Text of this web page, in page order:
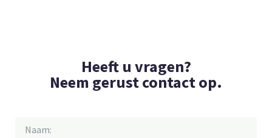
Heeft u vragen?
Neem gerust contact op.